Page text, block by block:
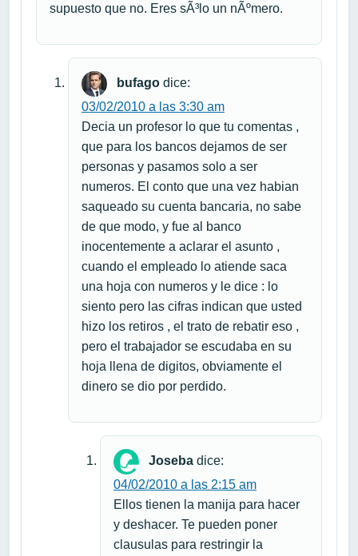
supuesto que no. Eres sÃ³lo un nÃºmero.
bufago dice:
03/02/2010 a las 3:30 am
Decia un profesor lo que tu comentas ,
que para los bancos dejamos de ser
personas y pasamos solo a ser
numeros. El conto que una vez habian
saqueado su cuenta bancaria, no sabe
de que modo, y fue al banco
inocentemente a aclarar el asunto ,
cuando el empleado lo atiende saca
una hoja con numeros y le dice : lo
siento pero las cifras indican que usted
hizo los retiros , el trato de rebatir eso ,
pero el trabajador se escudaba en su
hoja llena de digitos, obviamente el
dinero se dio por perdido.
Joseba dice:
04/02/2010 a las 2:15 am
Ellos tienen la manija para hacer
y deshacer. Te pueden poner
clausulas para restringir la